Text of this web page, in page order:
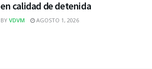
en calidad de detenida
BY VDVM AGOSTO 1, 2026